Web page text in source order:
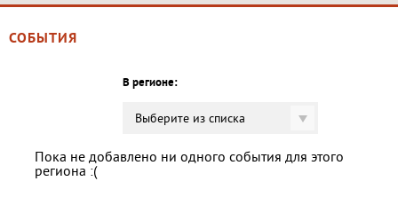
СОБЫТИЯ
В регионе:
Выберите из списка
Пока не добавлено ни одного события для этого
региона :(